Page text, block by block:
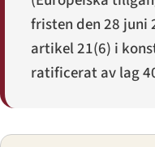
fristen den 28 juni
artikel 21(6) i
ratificerat av lag